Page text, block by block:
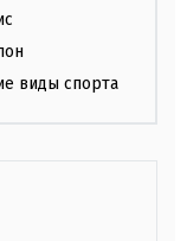
виды спорта